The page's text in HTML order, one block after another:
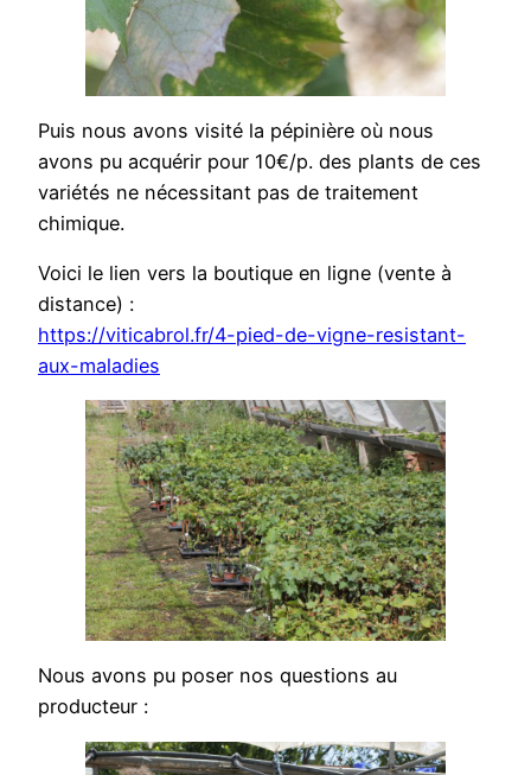
Puis nous avons visité la pépinière où nous
avons pu acquérir pour 10€/p. des plants de ces
variétés ne nécessitant pas de traitement
chimique.
Voici le lien vers la boutique en ligne (vente à
distance) :
https://viticabrol.fr/4-pied-de-vigne-resistant-
aux-maladies
Nous avons pu poser nos questions au
producteur :